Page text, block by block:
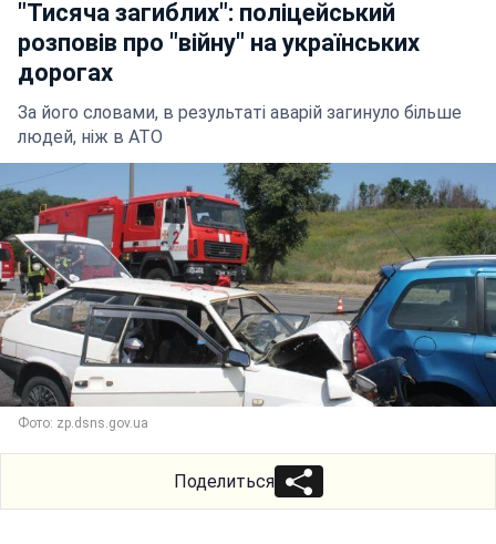
"Тисяча загиблих": поліцейський
розповів про "війну" на українських
дорогах
За його словами, в результаті аварій загинуло більше
людей, ніж в АТО
Фото: zp.dsns.gov.ua
Поделиться